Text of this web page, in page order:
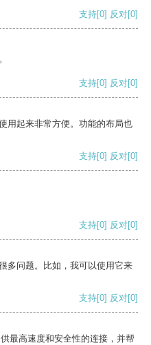
支持[0] 反对[0]
支持[0] 反对[0]
用起来非常方便。功能的布局也
支持[0] 反对[0]
支持[0] 反对[0]
多问题。比如，我可以使用它来
支持[0] 反对[0]
最高速度和安全性的连接，并帮